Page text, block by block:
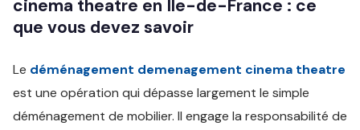
cinema theatre en Île-de-France : ce
que vous devez savoir
Le déménagement demenagement cinema theatre
est une opération qui dépasse largement le simple
déménagement de mobilier. Il engage la responsabilité de